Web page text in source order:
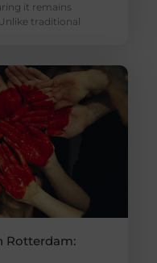
it remains
traditional
Rotterdam: